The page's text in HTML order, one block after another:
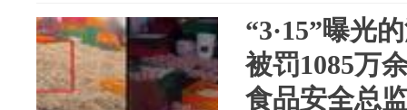
“3·15”曝光
被罚1085万
食品安全总